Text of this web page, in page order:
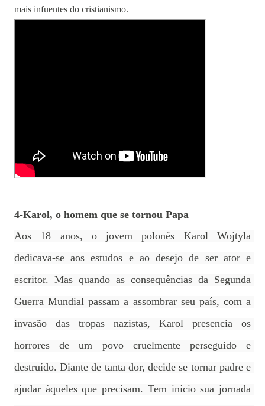
mais infuentes do cristianismo.
4-Karol, o homem que se tornou Papa
Aos 18 anos, o jovem polonês Karol Wojtyla
dedicava-se aos estudos e ao desejo de ser ator e
escritor. Mas quando as consequências da Segunda
Guerra Mundial passam a assombrar seu país, com a
invasão das tropas nazistas, Karol presencia os
horrores de um povo cruelmente perseguido e
destruído. Diante de tanta dor, decide se tornar padre e
ajudar àqueles que precisam. Tem início sua jornada